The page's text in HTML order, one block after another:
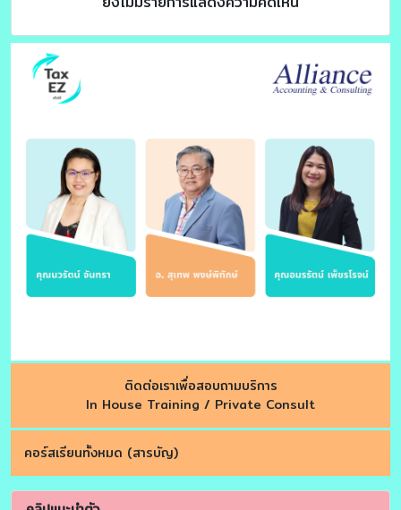
ติดต่อเราเพื่อสอบถามบริการ
In House Training / Private Consult
คอร์สเรียนทั้งหมด (สารบัญ)